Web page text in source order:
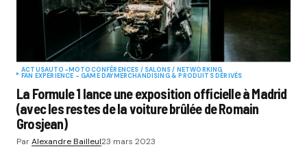
ACTUSAUTO-MOTOCONFÉRENCES / SALONS / NETWORKING
FAN EXPERIENCE - GAME DAYMERCHANDISING & PRODUITS DÉRIVÉS
La Formule 1 lance une exposition officielle à Madrid
(avec les restes de la voiture brûlée de Romain
Grosjean)
ParAlexandre Bailleul23 mars 2023